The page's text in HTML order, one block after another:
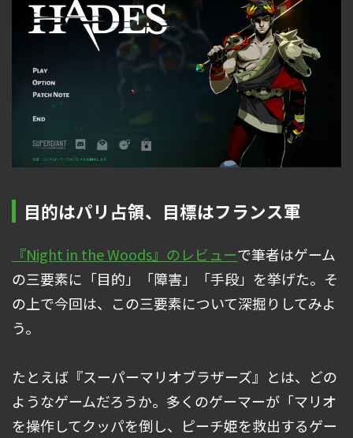
目的はパリ占領、目標はフランス軍
『Night in the Woods』のレビューで筆者はゲーム
の三要素に「目的」「障害」「手段」を挙げた。そ
の上で今回は、この三要素について深掘りしてみよ
う。
たとえば『スーパーマリオブラザーズ』とは、どの
ようなゲームだろうか。多くのゲーマーが「マリオ
を操作してクッパを倒し、ピーチ姫を救出するゲー